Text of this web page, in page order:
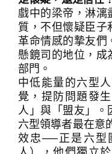
戲中的梁帝，淋漓
質，不但懷疑臣子
革命情感的摯友們
懸鏡司的地位，成
部門。
中低能量的六型
覺，提防問題發
人」與「盟友」。
六型領導者最在意
效忠──正是六型